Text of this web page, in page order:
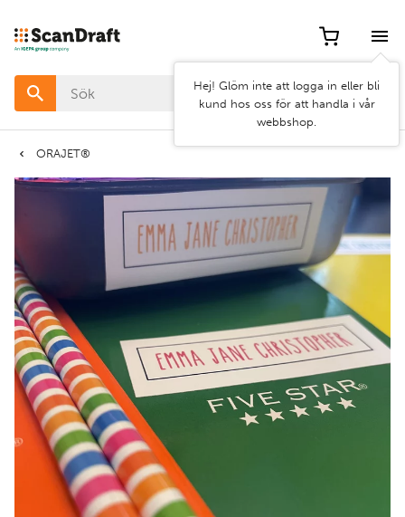
Hej! Glöm inte att logga in eller bli
kund hos oss för att handla i vår
webbshop.
ORAJET®
Filter
Färg
Längd
filter
Använd
filter